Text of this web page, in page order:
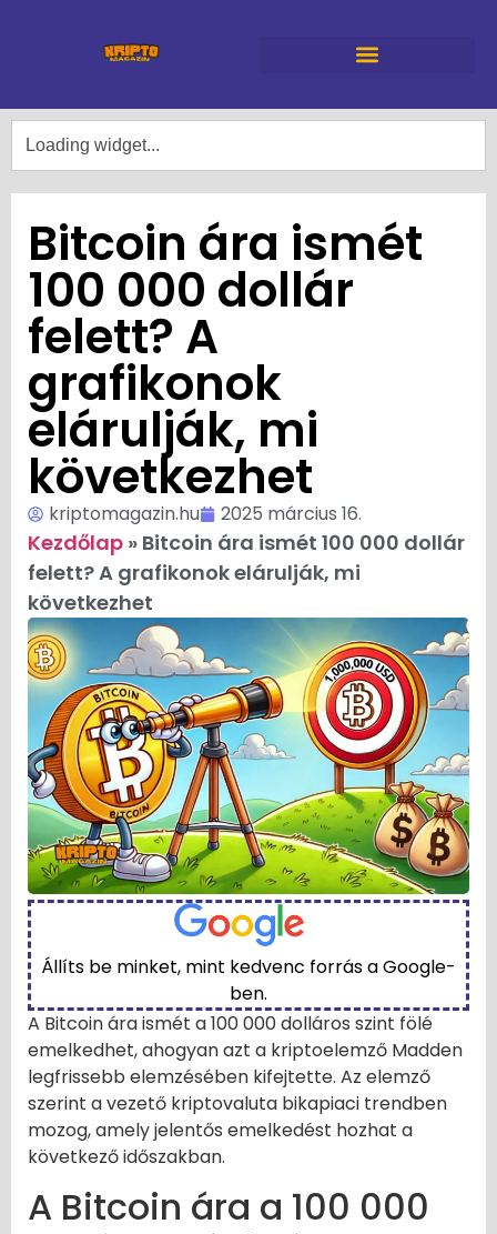
Bitcoin ára ismét
100 000 dollár
felett? A
grafikonok
elárulják, mi
következhet
kriptomagazin.hu 2025 március 16.
Kezdőlap » Bitcoin ára ismét 100 000 dollár
felett? A grafikonok elárulják, mi
következhet
Állíts be minket, mint kedvenc forrás a Google-
ben.
A Bitcoin ára ismét a 100 000 dolláros szint fölé
emelkedhet, ahogyan azt a kriptoelemző Madden
legfrissebb elemzésében kifejtette. Az elemző
szerint a vezető kriptovaluta bikapiaci trendben
mozog, amely jelentős emelkedést hozhat a
következő időszakban.
A Bitcoin ára a 100 000